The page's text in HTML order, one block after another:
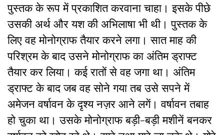
पुस्तक के रूप में प्रकाशित करवाना चाहा। इसके पीछे
उसकी अर्थ और यश की अभिलाषा भी थी। पुस्तक के
लिए वह मोनोग्राफ तैयार करने लगा। सात माह की
परिश्रम के बाद उसने मोनोग्राफ का अंतिम ड्राफ्ट
तैयार कर लिया। कई रातों से वह जगा था। अंतिम
ड्राफ्ट के बाद जब वह सोने गया तब उसे सपने में
अमेजन वर्षावन के दृश्य नज़र आने लगें। वर्षावन तबाह
हो चुका था। उसके मोनोग्राफ बड़ी-बड़ी मशीनें बनकर